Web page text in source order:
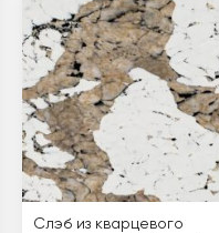
Слэб из кварцевого